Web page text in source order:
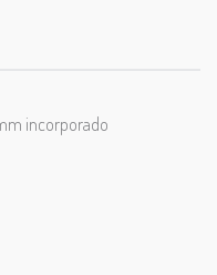
incorporado